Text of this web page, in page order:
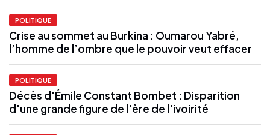
POLITIQUE
Crise au sommet au Burkina : Oumarou Yabré,
l’homme de l’ombre que le pouvoir veut effacer
POLITIQUE
Décès d'Émile Constant Bombet : Disparition
d'une grande figure de l'ère de l'ivoirité